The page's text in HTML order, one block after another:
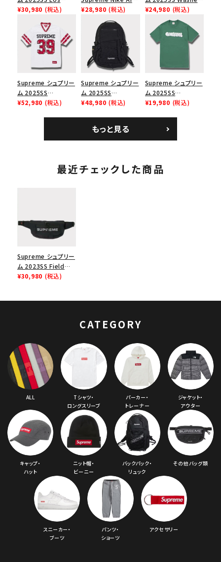
Angeles Fire Relief
イヤーリリーフボック
スロゴTシャツ ホワ
イト 白
¥30,980 (税込)
Force 1 Low シュプ
リーム ナイキエアフォ
ース１スニーカー シ
ューズ ホワイト
¥28,980 (税込)
Chino Twill Camp
Cap ウォッシュチノツ
イルキャンプキャップ
ブラック 黒
¥24,980 (税込)
Supreme シュプリー
ム 2025SS
Bandana Football
¥52,980 (税込)
Supreme シュプリー
ム 2025SS
Backpack バックパッ
¥48,980 (税込)
Supreme シュプリー
ム 2025SS
Homerun Tee ホー
¥19,980 (税込)
もっと見る
最近チェックした商品
Supreme シュプリー
ム 2023SS Field
Waist Bag フィール
¥30,980 (税込)
CATEGORY
ALL
Tシャツ・
ロングスリーブ
パーカー・
トレーナー
ジャケット・
アウター
キャップ・
ハット
ニット帽・
ビーニー
バックパック・
リュック
その他バッグ類
スニーカー・
ブーツ
パンツ・
ショーツ
アクセサリー